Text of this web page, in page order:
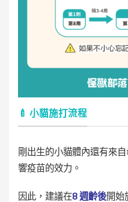
🍼 小貓施打流程
剛出生的小貓體內還有來
響疫苗的效力。
因此，建議在8 週齡後開始